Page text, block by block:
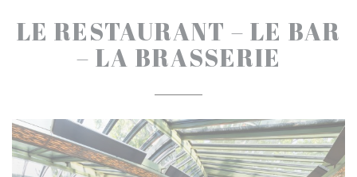
LE RESTAURANT – LE BAR
– LA BRASSERIE